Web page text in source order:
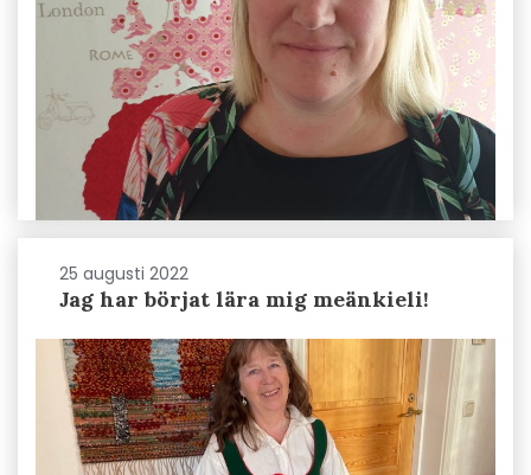
25 augusti 2022
Jag har börjat lära mig meänkieli!